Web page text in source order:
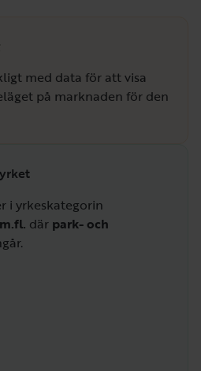
med data för att visa
på marknaden för den
i yrkeskategorin
där park- och